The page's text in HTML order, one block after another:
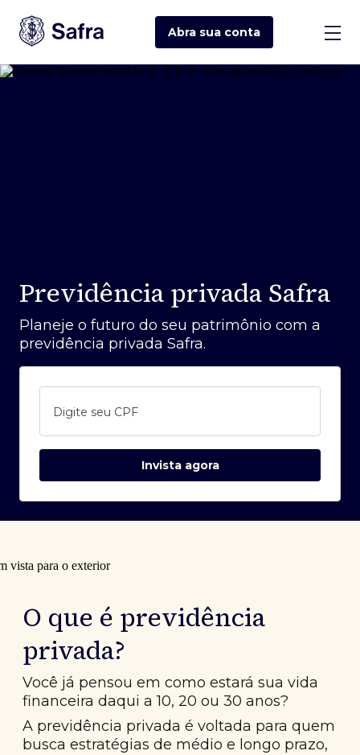
Abra sua conta
Previdência privada Safra
Planeje o futuro do seu patrimônio com a
previdência privada Safra.
Digite seu CPF
Invista agora
O que é previdência
privada?
Você já pensou em como estará sua vida
financeira daqui a 10, 20 ou 30 anos?
A previdência privada é voltada para quem
busca estratégias de médio e longo prazo,